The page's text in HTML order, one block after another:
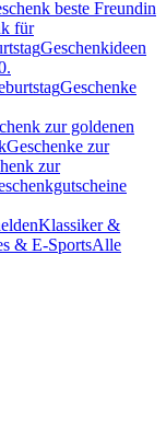
beste Freundin
für
Geschenkideen
Geschenke
zur goldenen
Geschenke zur
zur
Klassiker &
& E-SportsAlle